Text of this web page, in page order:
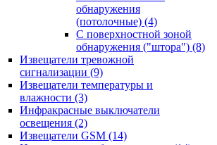
обнаружения
(потолочные) (4)
С поверхностной зоной
обнаружения ("штора") (8)
Извещатели тревожной
сигнализации (9)
Извещатели температуры и
влажности (3)
Инфракрасные выключатели
освещения (2)
Извещатели GSM (14)